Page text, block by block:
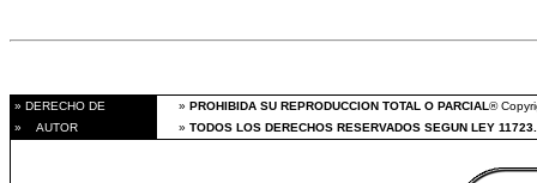
» DERECHO DE » PROHIBIDA SU REPRODUCCION TOTAL O PARCIAL®
» AUTOR
» TODOS LOS DERECHOS RESERVADOS SEGUN LEY